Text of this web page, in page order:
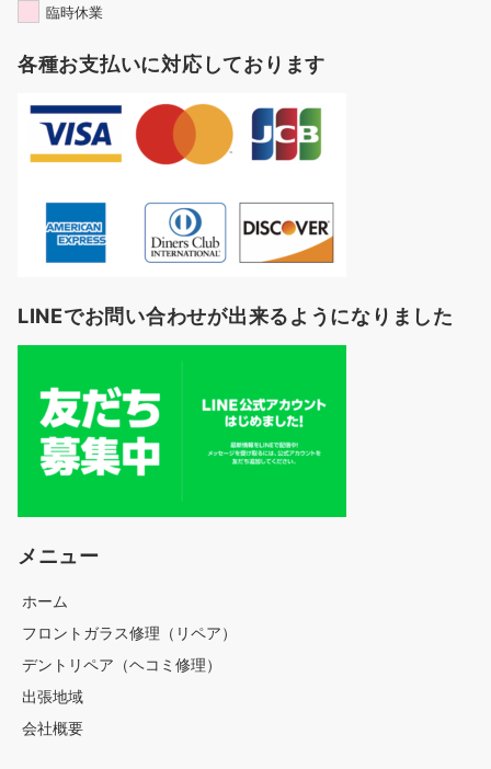
臨時休業
各種お支払いに対応しております
LINEでお問い合わせが出来るようになりました
メニュー
ホーム
フロントガラス修理（リペア）
デントリペア（ヘコミ修理）
出張地域
会社概要